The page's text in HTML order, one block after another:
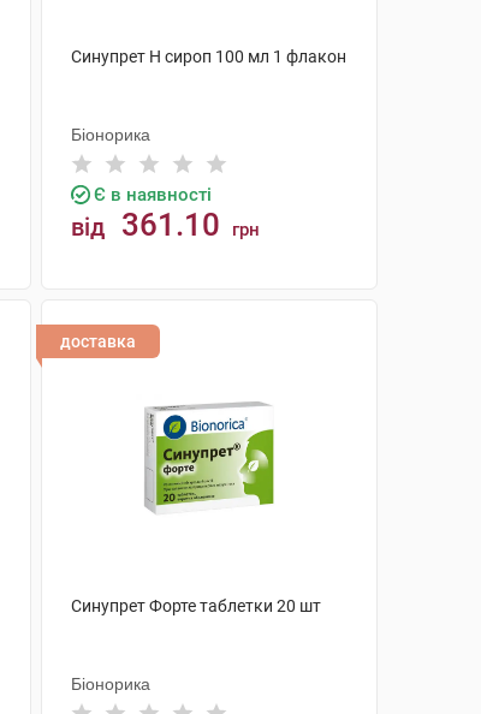
Синупрет Н сироп 100 мл 1 флакон
Біонорика
Є в наявності
від 361.10 грн
доставка
Синупрет Форте таблетки 20 шт
Біонорика